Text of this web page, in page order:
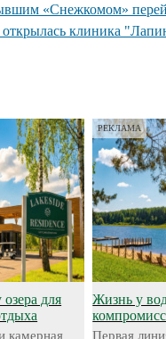
«Снежкомом»
клиника
для
камерная
РЕКЛАМА
Жизнь у
Первая